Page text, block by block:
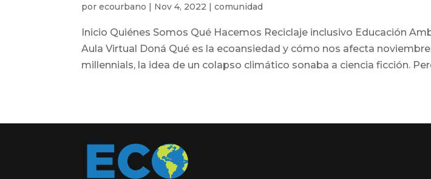
porecourbano Nov 4, 2022 |comunidad
Inicio Quiénes Somos Qué Hacemos Reciclaje inclusivo Educación
Aula Virtual Doná Qué es la ecoansiedad y cómo nos afecta
millennials, la idea de un colapso climático sonaba a ciencia ficción.